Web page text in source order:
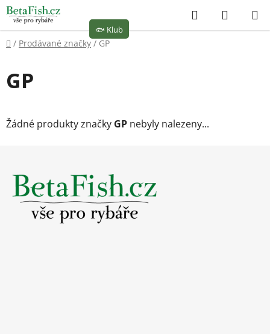
Přejít
na
obsah
Hledat
KOŠÍK
Domů
/ Prodávané značky / GP
GP
Žádné produkty značky GP nebyly nalezeny...
🐟 Klub